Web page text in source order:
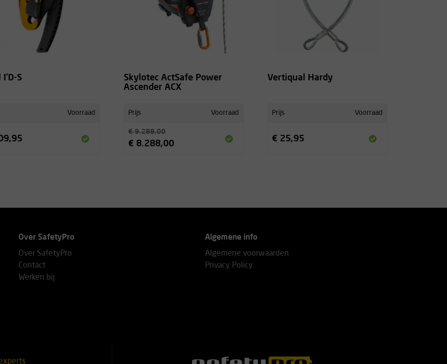
I'D-S
Voorraad
Skylotec ActSafe Power
Ascender ACX
Prijs Voorraad
€ 9.288,00
€ 8.288,00
Vertiqual Hardy
Prijs Voorraad
€ 25,95
Over SafetyPro
Over SafetyPro
Contact
Werken bij
Algemene info
Algemene voorwaarden
Privacy Policy